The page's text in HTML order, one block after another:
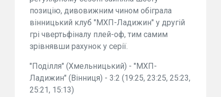
позицію, дивовижним чином обіграла
вінницький клуб "МХП-Ладижин" у другій
грі чвертьфіналу плей-оф, тим самим
зрівнявши рахунок у серії.
"Поділля" (Хмельницький) - "МХП-
Ладижин" (Вінниця) - 3:2 (19:25, 23:25, 25:23,
25:21, 15:13)